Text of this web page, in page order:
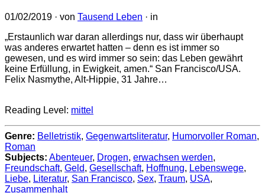
01/02/2019 · von Tausend Leben · in
„Erstaunlich war daran allerdings nur, dass wir überhaupt
was anderes erwartet hatten – denn es ist immer so
gewesen, und es wird immer so sein: das Leben gewährt
keine Erfüllung, in Ewigkeit, amen.“ San Francisco/USA.
Felix Nasmythe, Alt-Hippie, 31 Jahre…
Reading Level: mittel
Genre: Belletristik, Gegenwartsliteratur, Humorvoller Roman,
Roman
Subjects: Abenteuer, Drogen, erwachsen werden,
Freundschaft, Geld, Gesellschaft, Hoffnung, Lebenswege,
Liebe, Literatur, San Francisco, Sex, Traum, USA,
Zusammenhalt